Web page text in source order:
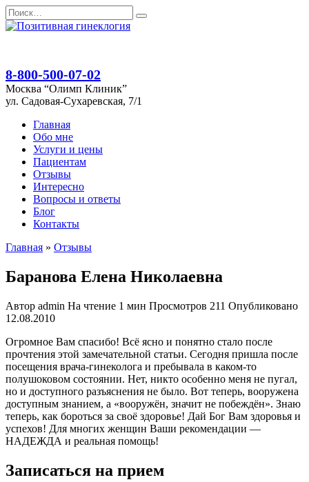
Перейти
к
Search
for:
8-800-500-07-02
Москва “Олимп Клиник”
ул. Садовая-Сухаревская, 7/1
Главная
Обо мне
Услуги и цены
Пациентам
Отзывы
Интересно
Вопросы и ответы
Блог
Контакты
Главная » Отзывы
Баранова Елена Николаевна
Автор admin На чтение 1 мин Просмотров 211 Опубликовано
12.08.2010
Огромное Вам спасибо! Всё ясно и понятно стало после
прочтения этой замечательной статьи. Сегодня пришла после
посещения врача-гинеколога и пребывала в каком-то
полушоковом состоянии. Нет, никто особенно меня не пугал,
но и доступного разъяснения не было. Вот теперь, вооружена
доступным знанием, а «вооружён, значит не побеждён». Знаю
теперь, как бороться за своё здоровье! Дай Бог Вам здоровья и
успехов! Для многих женщин Ваши рекомендации —
НАДЕЖДА и реальная помощь!
Записаться на прием